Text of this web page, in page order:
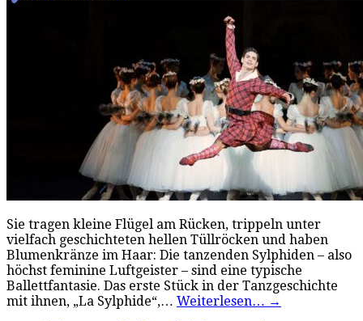
Sie tragen kleine Flügel am Rücken, trippeln unter
vielfach geschichteten hellen Tüllröcken und haben
Blumenkränze im Haar: Die tanzenden Sylphiden – also
höchst feminine Luftgeister – sind eine typische
Ballettfantasie. Das erste Stück in der Tanzgeschichte
mit ihnen, „La Sylphide“,… Weiterlesen… →